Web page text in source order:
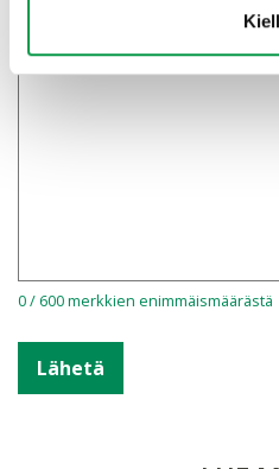
0 / 600 merkkien enimmäismäärästä